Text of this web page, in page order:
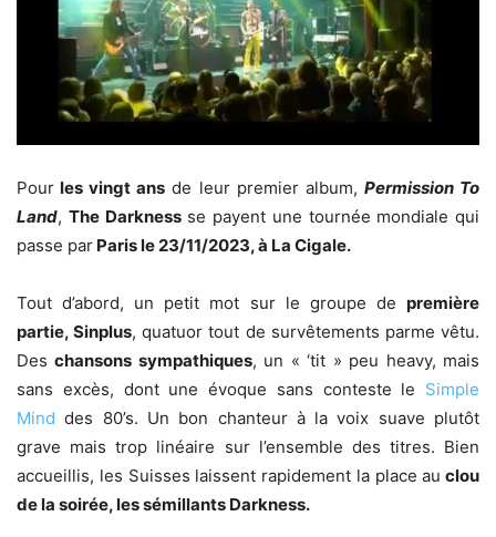
Pour les vingt ans de leur premier album, Permission To
Land, The Darknessse payent une tournée mondiale qui
passe par Paris le 23/11/2023, à La Cigale.
Tout d’abord, un petit mot sur le groupe de première
partie, Sinplus, quatuor tout de survêtements parme vêtu.
Deschansons sympathiques, un « ‘tit » peu heavy, mais
sans excès, dont une évoque sans conteste le Simple
Mind des 80’s. Un bon chanteur à la voix suave plutôt
grave mais trop linéaire sur l’ensemble des titres. Bien
accueillis, les Suisses laissent rapidement la place au clou
de la soirée, les sémillants Darkness.